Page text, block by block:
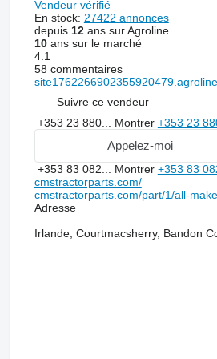
Vendeur vérifié
En stock: 27422 annonces
depuis 12ans sur Agroline
10ans sur le marché
4.1
58 commentaires
Suivre ce vendeur
+353 23 880... Montrer +353 23
Appelez-moi
+353 83 082... Montrer +353 83
cmstractorparts.com/
cmstractorparts.com/part/1/all-
Adresse
Irlande, Courtmacsherry, Bandon